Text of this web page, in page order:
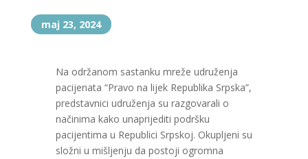
maj 23, 2024
Na održanom sastanku mreže udruženja
pacijenata “Pravo na lijek Republika Srpska”,
predstavnici udruženja su razgovarali o
načinima kako unaprijediti podršku
pacijentima u Republici Srpskoj. Okupljeni su
složni u mišljenju da postoji ogromna